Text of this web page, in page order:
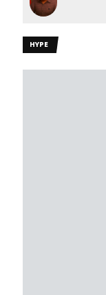
HYPE